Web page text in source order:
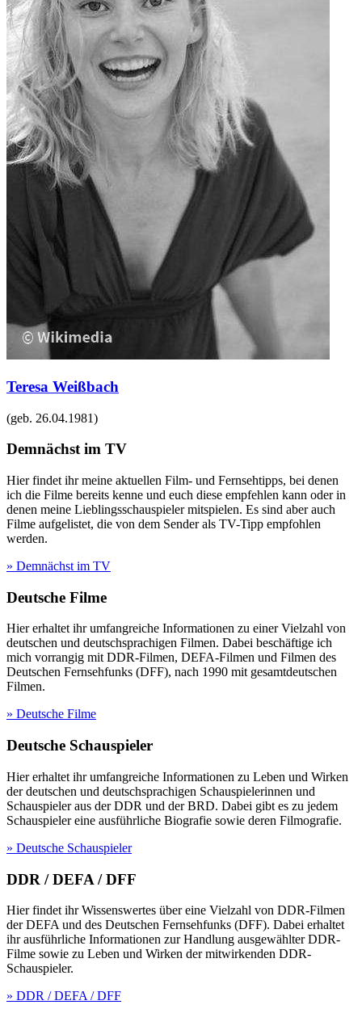
Teresa Weißbach
(geb. 26.04.1981)
Demnächst im TV
Hier findet ihr meine aktuellen Film- und Fernsehtipps, bei denen
ich die Filme bereits kenne und euch diese empfehlen kann oder in
denen meine Lieblingsschauspieler mitspielen. Es sind aber auch
Filme aufgelistet, die von dem Sender als TV-Tipp empfohlen
werden.
» Demnächst im TV
Deutsche Filme
Hier erhaltet ihr umfangreiche Informationen zu einer Vielzahl von
deutschen und deutschsprachigen Filmen. Dabei beschäftige ich
mich vorrangig mit DDR-Filmen, DEFA-Filmen und Filmen des
Deutschen Fernsehfunks (DFF), nach 1990 mit gesamtdeutschen
Filmen.
» Deutsche Filme
Deutsche Schauspieler
Hier erhaltet ihr umfangreiche Informationen zu Leben und Wirken
der deutschen und deutschsprachigen Schauspielerinnen und
Schauspieler aus der DDR und der BRD. Dabei gibt es zu jedem
Schauspieler eine ausführliche Biografie sowie deren Filmografie.
» Deutsche Schauspieler
DDR / DEFA / DFF
Hier findet ihr Wissenswertes über eine Vielzahl von DDR-Filmen
der DEFA und des Deutschen Fernsehfunks (DFF). Dabei erhaltet
ihr ausführliche Informationen zur Handlung ausgewählter DDR-
Filme sowie zu Leben und Wirken der mitwirkenden DDR-
Schauspieler.
» DDR / DEFA / DFF